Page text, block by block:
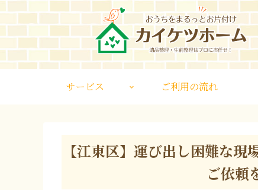
サービス ご利用の流れ
【江東区】運び出し困難な
ご依頼